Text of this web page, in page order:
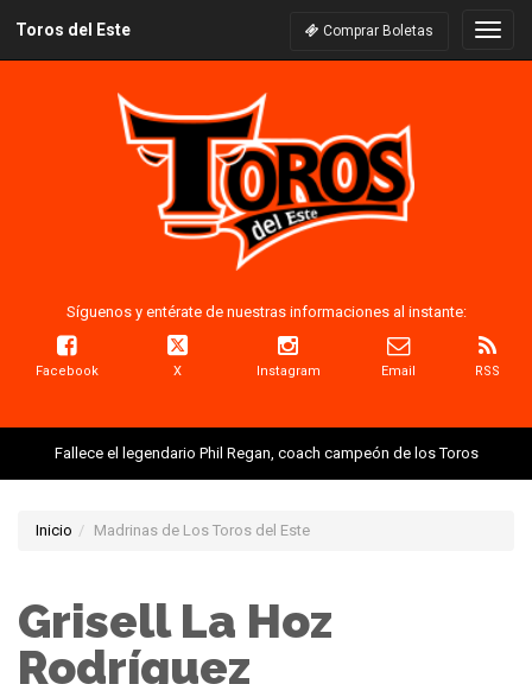
Toros del Este Comprar Boletas
Síguenos y entérate de nuestras informaciones al instante:
Facebook X Instagram Email RSS
Fallece el legendario Phil Regan, coach campeón de los Toros
Inicio Madrinas de Los Toros del Este
Grisell La Hoz
Rodríguez